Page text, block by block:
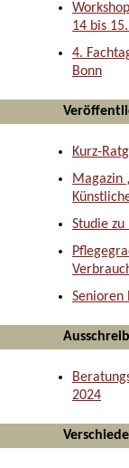
14 bis
4.
Bonn
Kurz-
Magazin
Studie
Senioren
2024